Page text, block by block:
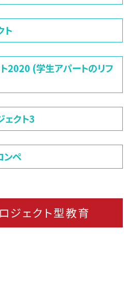
ト
2020 (学生アパートのリフ
ェクト3
ンペ
ジェクト型教育